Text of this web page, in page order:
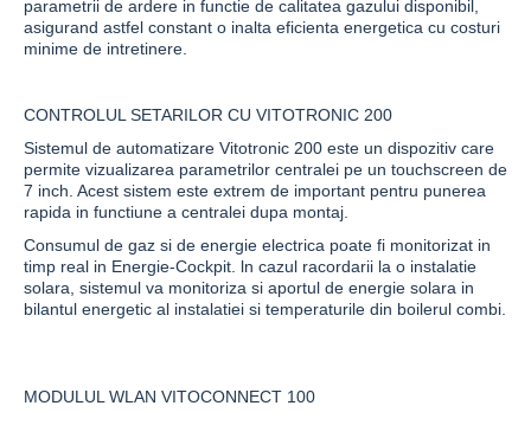
parametrii de ardere in functie de calitatea gazului disponibil,
asigurand astfel constant o inalta eficienta energetica cu costuri
minime de intretinere.
CONTROLUL SETARILOR CU VITOTRONIC 200
Sistemul de automatizare Vitotronic 200 este un dispozitiv care
permite vizualizarea parametrilor centralei pe un touchscreen de
7 inch. Acest sistem este extrem de important pentru punerea
rapida in functiune a centralei dupa montaj.
Consumul de gaz si de energie electrica poate fi monitorizat in
timp real in Energie-Cockpit . ln cazul racordarii la o instalatie
solara, sistemul va monitoriza si aportul de energie solara in
bilantul energetic al instalatiei si temperaturile din boilerul combi.
MODULUL WLAN VITOCONNECT 100